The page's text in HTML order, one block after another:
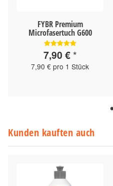
FYBR Premium
Microfasertuch G600
7,90 €*
7,90 € pro 1 Stück
Kunden kauften auch